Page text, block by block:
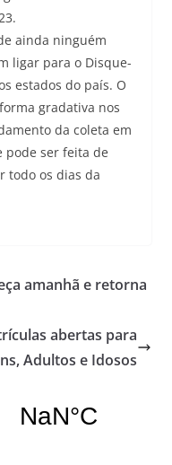
ainda ninguém
ligar para o Disque-
estados do país. O
gradativa nos
da coleta em
pode ser feita de
todo os dias da
amanhã e retorna
abertas para
Adultos e Idosos